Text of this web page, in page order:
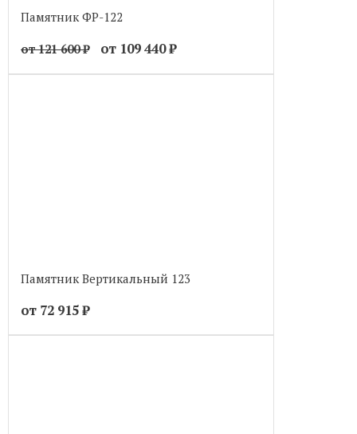
Памятник ФР-122
от 121 600₽ от 109 440₽
Памятник Вертикальный 123
от 72 915₽